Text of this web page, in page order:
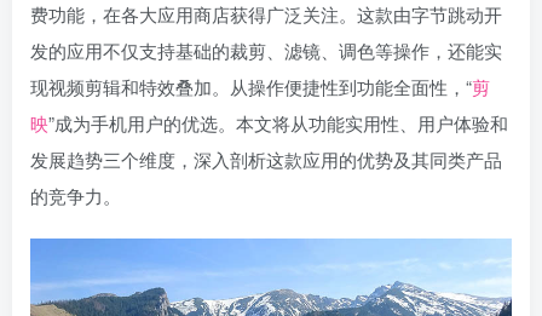
费功能，在各大应用商店获得广泛关注。这款由字节跳动开
发的应用不仅支持基础的裁剪、滤镜、调色等操作，还能实
现视频剪辑和特效叠加。从操作便捷性到功能全面性，“剪
映”成为手机用户的优选。本文将从功能实用性、用户体验和
发展趋势三个维度，深入剖析这款应用的优势及其同类产品
的竞争力。